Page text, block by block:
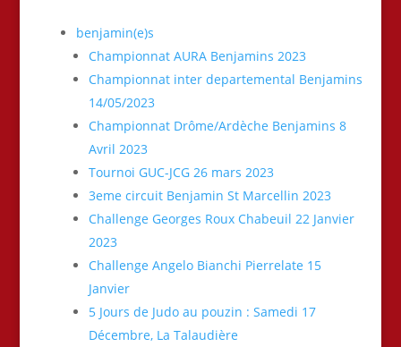
benjamin(e)s
Championnat AURA Benjamins 2023
Championnat inter departemental Benjamins
14/05/2023
Championnat Drôme/Ardèche Benjamins 8
Avril 2023
Tournoi GUC-JCG 26 mars 2023
3eme circuit Benjamin St Marcellin 2023
Challenge Georges Roux Chabeuil 22 Janvier
2023
Challenge Angelo Bianchi Pierrelate 15
Janvier
5 Jours de Judo au pouzin : Samedi 17
Décembre, La Talaudière